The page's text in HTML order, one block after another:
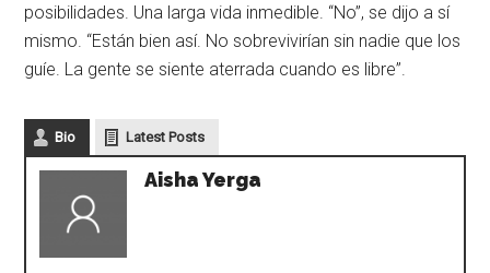
posibilidades. Una larga vida inmedible. “No”, se dijo a sí
mismo. “Están bien así. No sobrevivirían sin nadie que los
guíe. La gente se siente aterrada cuando es libre”.
Bio Latest Posts
Aisha Yerga